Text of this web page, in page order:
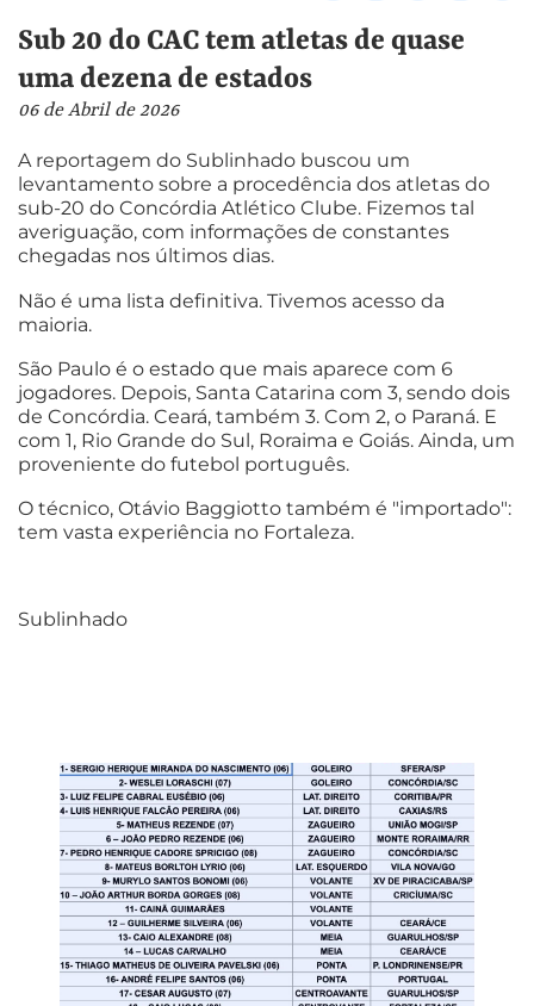
Sub 20 do CAC tem atletas de quase
uma dezena de estados
06 de Abril de 2026
A reportagem do Sublinhado buscou um
levantamento sobre a procedência dos atletas do
sub-20 do Concórdia Atlético Clube. Fizemos tal
averiguação, com informações de constantes
chegadas nos últimos dias.
Não é uma lista definitiva. Tivemos acesso da
maioria.
São Paulo é o estado que mais aparece com 6
jogadores. Depois, Santa Catarina com 3, sendo dois
de Concórdia. Ceará, também 3. Com 2, o Paraná. E
com 1, Rio Grande do Sul, Roraima e Goiás. Ainda, um
proveniente do futebol português.
O técnico, Otávio Baggiotto também é "importado":
tem vasta experiência no Fortaleza.
Sublinhado